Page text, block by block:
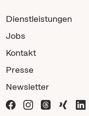
Dienstleistungen
Jobs
Kontakt
Presse
Newsletter